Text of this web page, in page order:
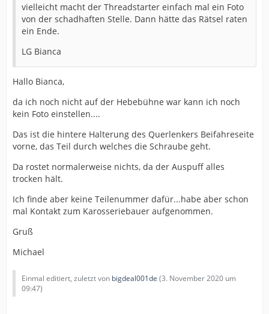
vielleicht macht der Threadstarter einfach mal ein Foto
von der schadhaften Stelle. Dann hätte das Rätsel raten
ein Ende.
LG Bianca
Hallo Bianca,
da ich noch nicht auf der Hebebühne war kann ich noch
kein Foto einstellen....
Das ist die hintere Halterung des Querlenkers Beifahreseite
vorne, das Teil durch welches die Schraube geht.
Da rostet normalerweise nichts, da der Auspuff alles
trocken hält.
Ich finde aber keine Teilenummer dafür...habe aber schon
mal Kontakt zum Karosseriebauer aufgenommen.
Gruß
Michael
Einmal editiert, zuletzt von bigdeal001de (3. November 2020 um
09:47)